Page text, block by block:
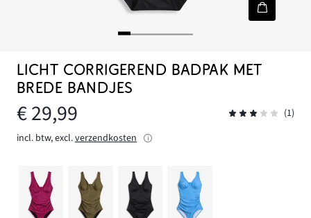
LICHT CORRIGEREND BADPAK MET
BREDE BANDJES
€ 29,99
(1)
incl. btw, excl.verzendkosten